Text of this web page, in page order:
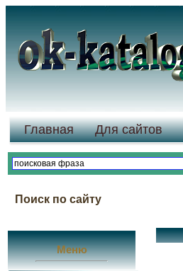
Главная Для сайтов
Поиск по сайту
Меню